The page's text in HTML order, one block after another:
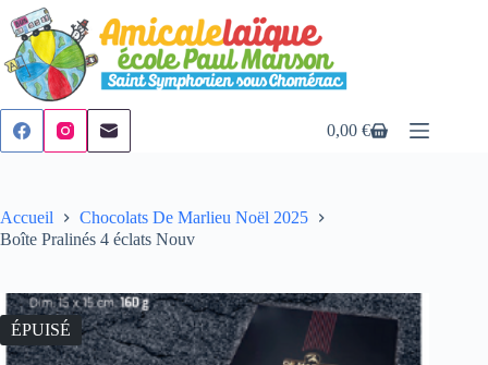
Passer
au
contenu
Panier
0,00€
Accueil
Chocolats De Marlieu Noël 2025
Boîte Pralinés 4 éclats Nouv
ÉPUISÉ